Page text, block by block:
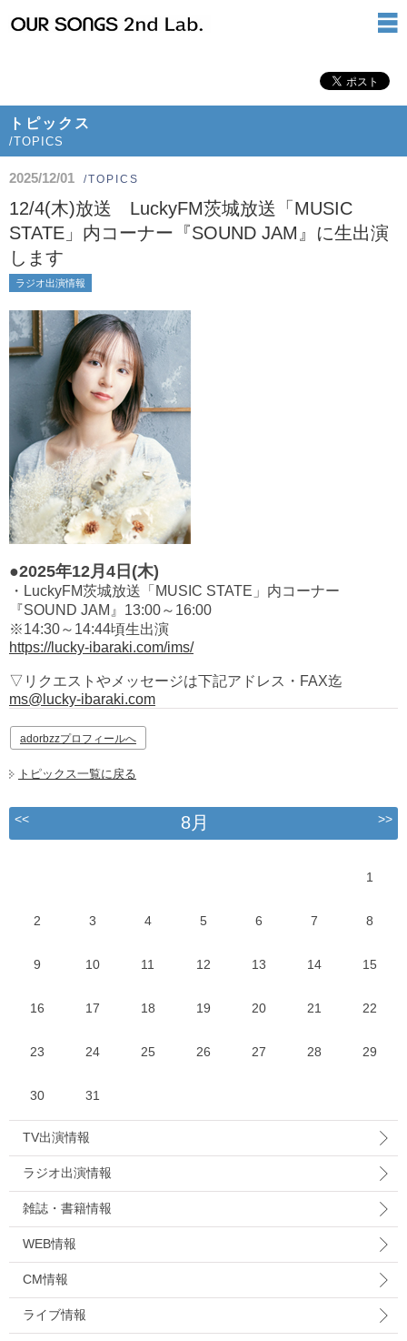
トピックス
/TOPICS
2025/12/01 /TOPICS
12/4(木)放送 LuckyFM茨城放送「MUSIC
STATE」内コーナー『SOUND JAM』に生出演
します
ラジオ出演情報
●2025年12月4日(木)
・LuckyFM茨城放送「MUSIC STATE」内コーナー
『SOUND JAM』13:00～16:00
※14:30～14:44頃生出演
https://lucky-ibaraki.com/ims/
▽リクエストやメッセージは下記アドレス・FAX迄
ms@lucky-ibaraki.com
adorbzzプロフィールへ
トピックス一覧に戻る
<< 8月 >>
1
2 3 4 5 6 7 8
9 10 11 12 13 14 15
16 17 18 19 20 21 22
23 24 25 26 27 28 29
30 31
TV出演情報
ラジオ出演情報
雑誌・書籍情報
WEB情報
CM情報
ライブ情報